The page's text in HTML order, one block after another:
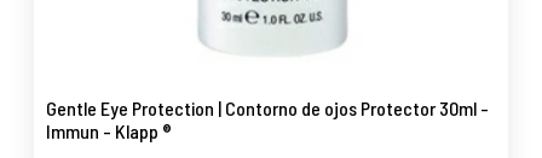
Gentle Eye Protection | Contorno de ojos Protector 30ml -
Immun - Klapp ®